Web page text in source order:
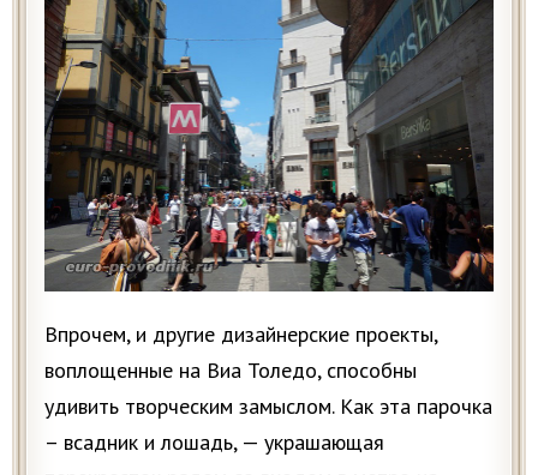
Впрочем, и другие дизайнерские проекты,
воплощенные на Виа Толедо, способны
удивить творческим замыслом. Как эта парочка
– всадник и лошадь, — украшающая